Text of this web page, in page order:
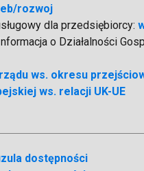
rozwoj
dla przedsiębiorcy:
o Działalności
ws. okresu
ws. relacji UK-UE
dostępności